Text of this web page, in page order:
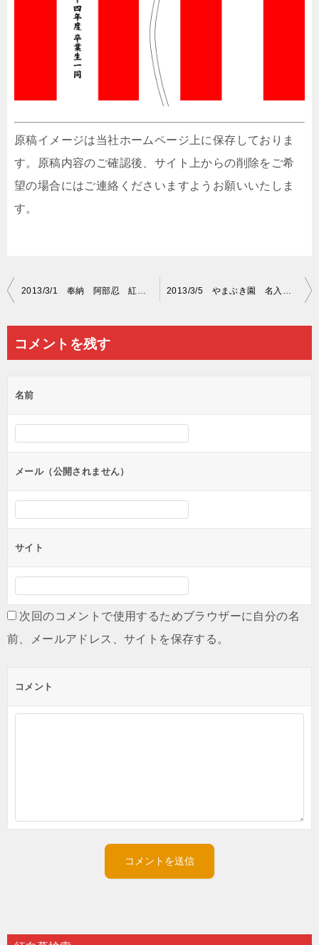
原稿イメージは当社ホームページ上に保存しておりま
す。原稿内容のご確認後、サイト上からの削除をご希
望の場合にはご連絡くださいますようお願いいたしま
す。
投
ビ
ー
シ
ョ
ン
2013/3/1 奉納 阿部忍 紅白名入れ 2013/3/5 やまぶき園 名入れ原稿
コメントを残す
名前
メール（公開されません）
サイト
次回のコメントで使用するためブラウザーに自分の名
前、メールアドレス、サイトを保存する。
コメント